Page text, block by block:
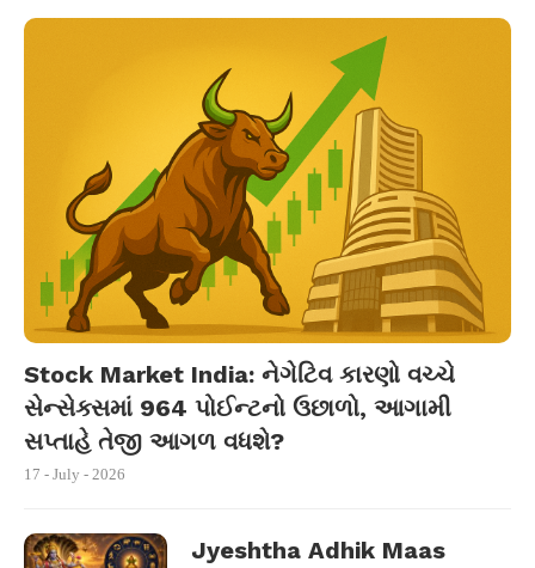
Stock Market India: નેગેટિવ કારણો વચ્ચે
સેન્સેક્સમાં 964 પોઈન્ટનો ઉછાળો, આગામી
સપ્તાહે તેજી આગળ વધશે?
17 - July - 2026
Jyeshtha Adhik Maas